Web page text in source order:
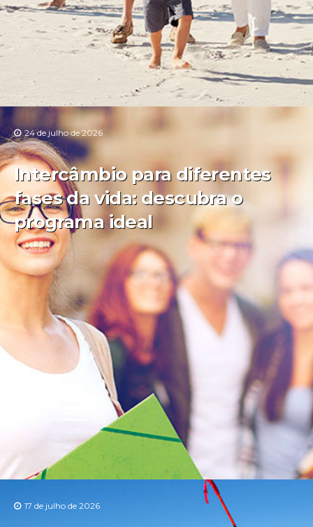
24 de julho de 2026
Intercâmbio para diferentes
fases da vida: descubra o
programa ideal
17 de julho de 2026